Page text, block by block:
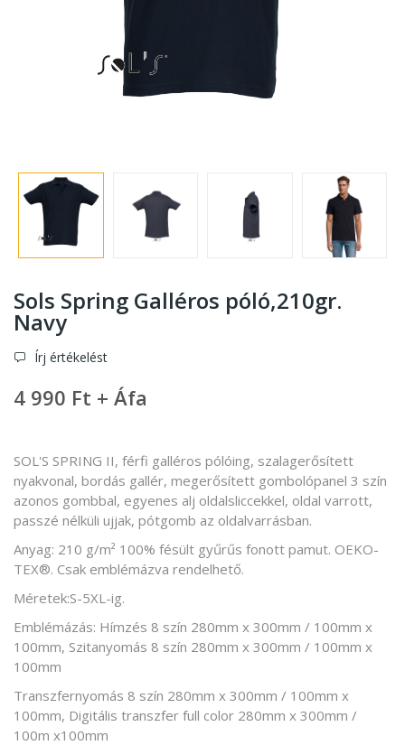
Sols Spring Galléros póló,210gr.
Navy
Írj értékelést
4 990 Ft + Áfa
SOL'S SPRING II, férfi galléros pólóing, szalagerősített
nyakvonal, bordás gallér, megerősített gombolópanel 3 szín
azonos gombbal, egyenes alj oldalsliccekkel, oldal varrott,
passzé nélküli ujjak, pótgomb az oldalvarrásban.
Anyag: 210 g/m² 100% fésült gyűrűs fonott pamut. OEKO-
TEX®. Csak emblémázva rendelhető.
Méretek:S-5XL-ig.
Emblémázás: Hímzés 8 szín 280mm x 300mm / 100mm x
100mm, Szitanyomás 8 szín 280mm x 300mm / 100mm x
100mm
Transzfernyomás 8 szín 280mm x 300mm / 100mm x
100mm, Digitális transzfer full color 280mm x 300mm /
100m x100mm